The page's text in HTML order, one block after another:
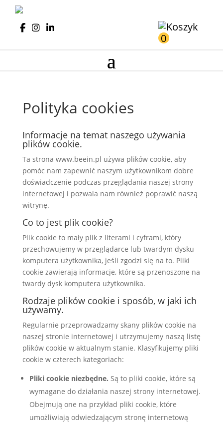
0
Polityka cookies
Informacje na temat naszego używania
plików cookie.
Ta strona www.beein.pl używa plików cookie, aby
pomóc nam zapewnić naszym użytkownikom dobre
doświadczenie podczas przeglądania naszej strony
internetowej i pozwala nam również poprawić naszą
witrynę.
Co to jest plik cookie?
Plik cookie to mały plik z literami i cyframi, który
przechowujemy w przeglądarce lub twardym dysku
komputera użytkownika, jeśli zgodzi się na to. Pliki
cookie zawierają informacje, które są przenoszone na
twardy dysk komputera użytkownika.
Rodzaje plików cookie i sposób, w jaki ich
używamy.
Regularnie przeprowadzamy skany plików cookie na
naszej stronie internetowej i utrzymujemy naszą listę
plików cookie w aktualnym stanie. Klasyfikujemy pliki
cookie w czterech kategoriach:
Pliki cookie niezbędne. Są to pliki cookie, które są
wymagane do działania naszej strony internetowej.
Obejmują one na przykład pliki cookie, które
umożliwiają odwiedzającym stronę internetową